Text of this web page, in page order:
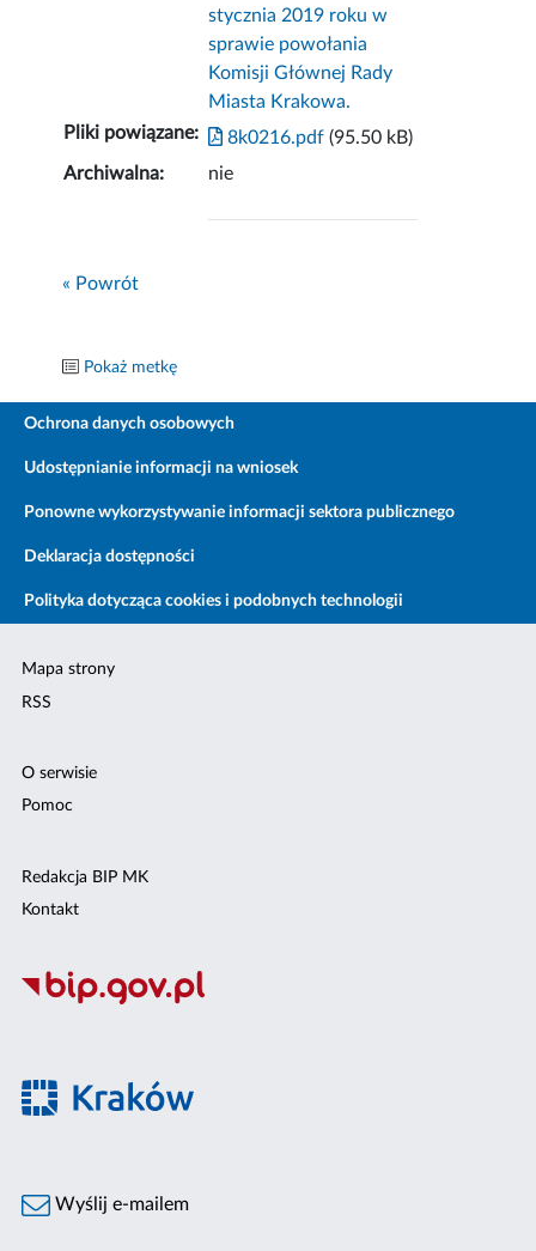
stycznia 2019 roku w
sprawie powołania
Komisji Głównej Rady
Miasta Krakowa.
Pliki powiązane: 8k0216.pdf (95.50 kB)
Archiwalna:
nie
« Powrót
Pokaż metkę
Ochrona danych osobowych
Udostępnianie informacji na wniosek
Ponowne wykorzystywanie informacji sektora publicznego
Deklaracja dostępności
Polityka dotycząca cookies i podobnych technologii
Mapa strony
RSS
O serwisie
Pomoc
Redakcja BIP MK
Kontakt
Wyślij e-mailem